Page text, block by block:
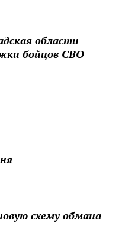
области
бойцов СВО
схему обмана